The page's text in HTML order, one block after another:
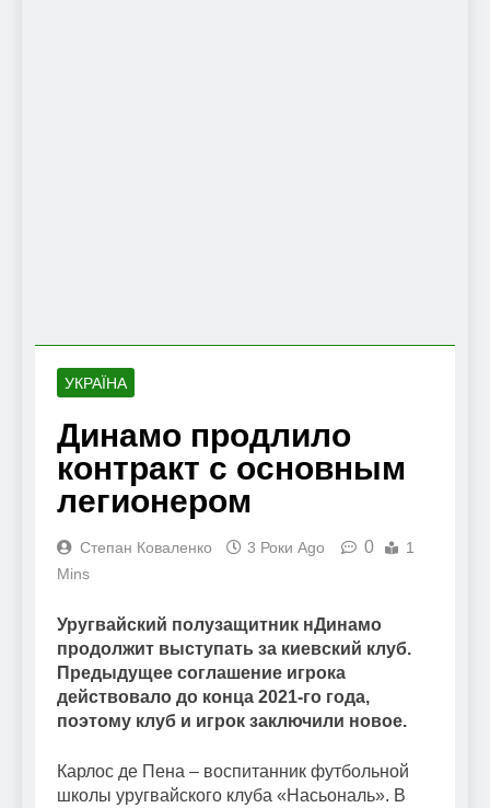
УКРАЇНА
Динамо продлило
контракт с основным
легионером
Степан Коваленко 3 Роки Ago 0
1
Mins
Уругвайский полузащитник нДинамо
продолжит выступать за киевский клуб.
Предыдущее соглашение игрока
действовало до конца 2021-го года,
поэтому клуб и игрок заключили новое.
Карлос де Пена – воспитанник футбольной
школы уругвайского клуба «Насьональ». В